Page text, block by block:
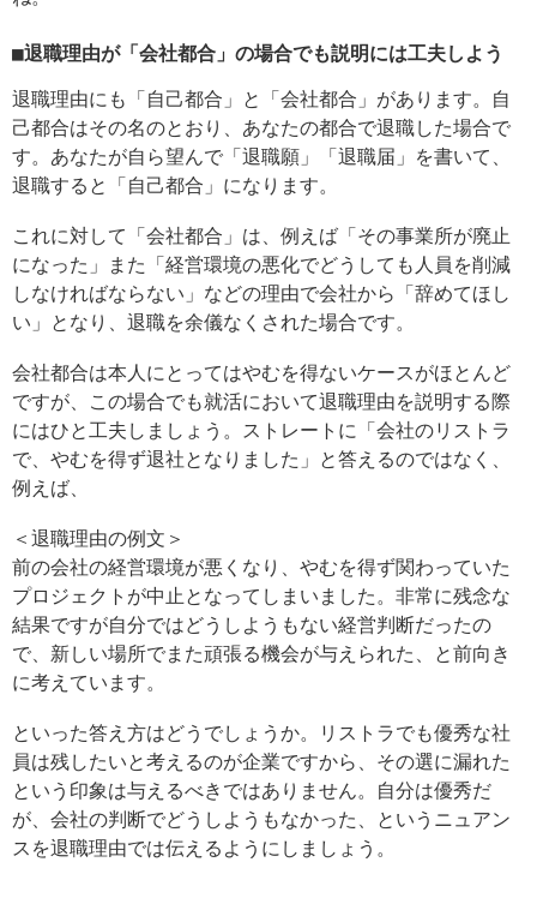
■退職理由が「会社都合」の場合でも説明には工夫しよう
退職理由にも「自己都合」と「会社都合」があります。自
己都合はその名のとおり、あなたの都合で退職した場合で
す。あなたが自ら望んで「退職願」「退職届」を書いて、
退職すると「自己都合」になります。
これに対して「会社都合」は、例えば「その事業所が廃止
になった」また「経営環境の悪化でどうしても人員を削減
しなければならない」などの理由で会社から「辞めてほし
い」となり、退職を余儀なくされた場合です。
会社都合は本人にとってはやむを得ないケースがほとんど
ですが、この場合でも就活において退職理由を説明する際
にはひと工夫しましょう。ストレートに「会社のリストラ
で、やむを得ず退社となりました」と答えるのではなく、
例えば、
＜退職理由の例文＞
前の会社の経営環境が悪くなり、やむを得ず関わっていた
プロジェクトが中止となってしまいました。非常に残念な
結果ですが自分ではどうしようもない経営判断だったの
で、新しい場所でまた頑張る機会が与えられた、と前向き
に考えています。
といった答え方はどうでしょうか。リストラでも優秀な社
員は残したいと考えるのが企業ですから、その選に漏れた
という印象は与えるべきではありません。自分は優秀だ
が、会社の判断でどうしようもなかった、というニュアン
スを退職理由では伝えるようにしましょう。